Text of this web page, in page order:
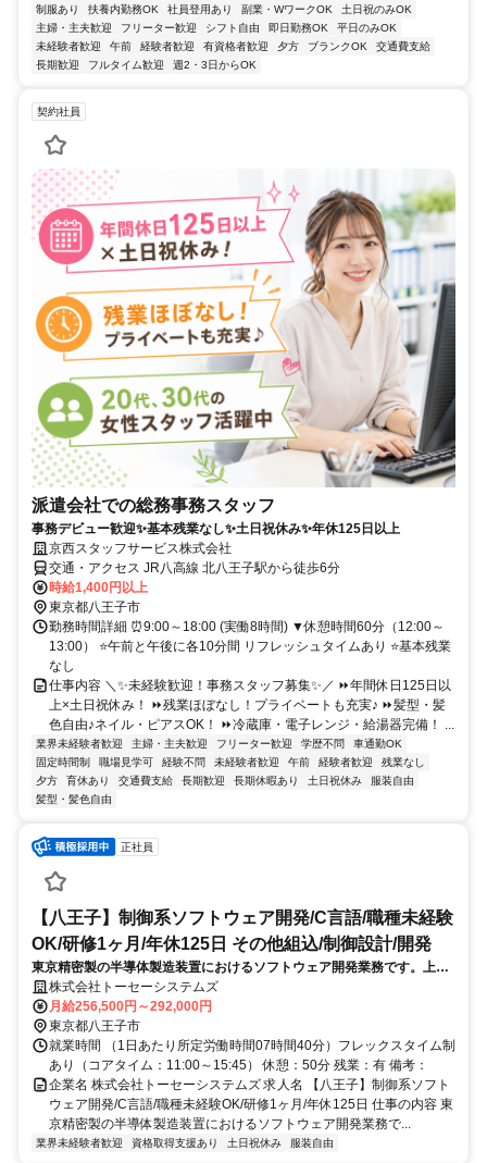
制服あり 扶養内勤務OK 社員登用あり 副業・WワークOK
土日祝のみOK
主婦・主夫歓迎
フリーター歓迎 シフト自由 即日勤務OK
平日のみOK
未経験者歓迎
午前 経験者歓迎 有資格者歓迎 夕方 ブランクOK
交通費支給
長期歓迎
フルタイム歓迎 週2・3日からOK
契約社員
派遣会社での総務事務スタッフ
事務デビュー歓迎✨基本残業なし✨土日祝休み✨年休125日以上
京西スタッフサービス株式会社
交通・アクセス JR八高線 北八王子駅から徒歩6分
時給1,400円以上
東京都八王子市
勤務時間詳細 ⏰9:00～18:00 (実働8時間) ▼休憩時間60分（12:00～
13:00） ⭐午前と午後に各10分間 リフレッシュタイムあり ⭐基本残業
なし
仕事内容 ＼✨未経験歓迎！事務スタッフ募集✨／ ⏩年間休日125日以
上×土日祝休み！ ⏩残業ほぼなし！プライベートも充実♪ ⏩髪型・髪
色自由♪ネイル・ピアスOK！ ⏩冷蔵庫・電子レンジ・給湯器完備！ ...
業界未経験者歓迎 主婦・主夫歓迎 フリーター歓迎 学歴不問
車通勤OK
固定時間制
職場見学可 経験不問 未経験者歓迎 午前 経験者歓迎
残業なし
夕方
育休あり 交通費支給 長期歓迎 長期休暇あり 土日祝休み
服装自由
髪型・髪色自由
正社員
【八王子】制御系ソフトウェア開発/C言語/職種未経験
OK/研修1ヶ月/年休125日 その他組込/制御設計/開発
東京精密製の半導体製造装置におけるソフトウェア開発業務です。上流
から下流まで一貫して携わり、世界最先端の環境で技術力を磨けます。
外注工程なく開発業務に専念できる環境で、長期的なキャリア構築が可
能。
株式会社トーセーシステムズ
月給256,500円～292,000円
東京都八王子市
就業時間 （1日あたり所定労働時間07時間40分）フレックスタイム制
あり（コアタイム：11:00～15:45） 休憩：50分 残業：有 備考：
企業名 株式会社トーセーシステムズ 求人名 【八王子】制御系ソフト
ウェア開発/C言語/職種未経験OK/研修1ヶ月/年休125日 仕事の内容 東
京精密製の半導体製造装置におけるソフトウェア開発業務で...
業界未経験者歓迎 資格取得支援あり 土日祝休み 服装自由